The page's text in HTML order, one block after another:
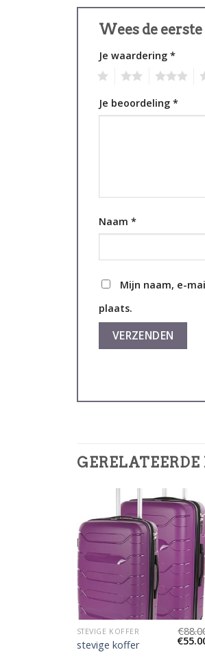
Wees de
Je waardering *
Je beoordeling *
Naam *
Mijn naam, e-
plaats.
GERELATEERDE
STEVIGE KOFFER
stevige koffer
€
€